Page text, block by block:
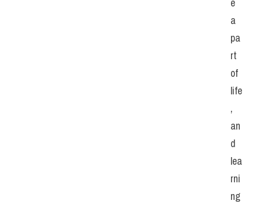
a
pa
rt
of
life
,
an
d
lea
rni
ng